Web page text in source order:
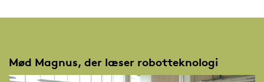
Mød Magnus, der læser robotteknologi